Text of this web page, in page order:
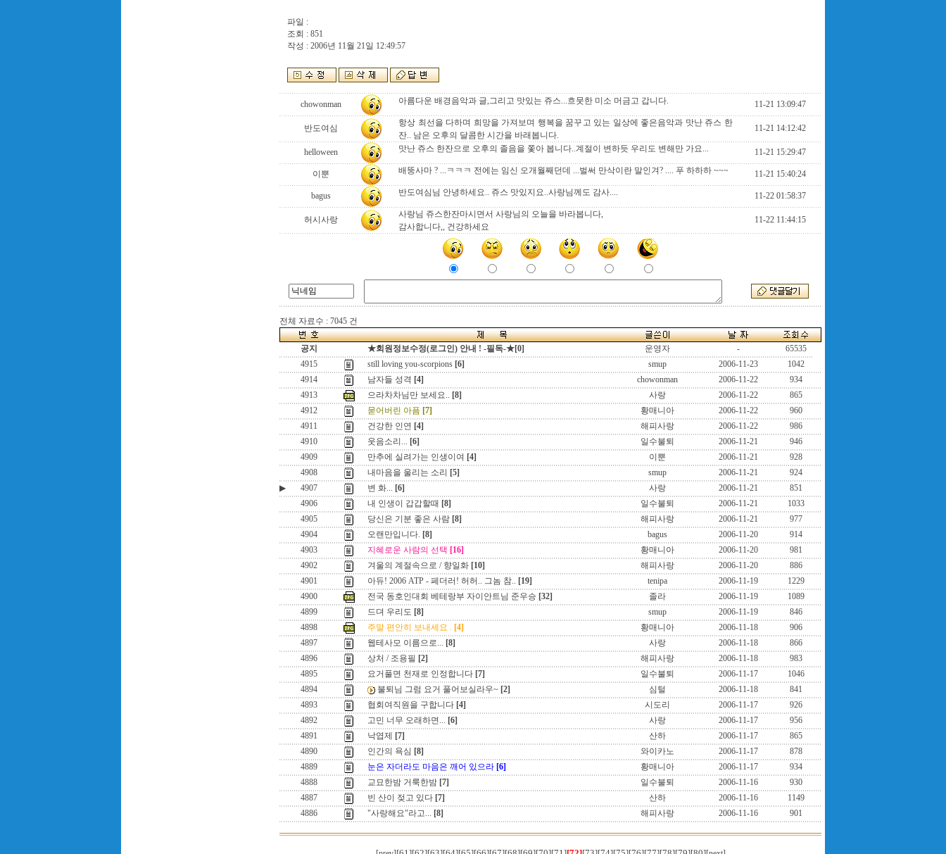
파일 :
조회 : 851
작성 : 2006년 11월 21일 12:49:57
chowonman 아름다운 배경음악과 글,그리고 맛있는 쥬스...흐뭇한 미소 머금고 갑니다. 11-21 13:09:47
반도여심
항상 최선을 다하며 희망을 가져보며 행복을 꿈꾸고 있는 일상에 좋은음악과 맛난 쥬스 한
잔.. 남은 오후의 달콤한 시간을 바래봅니다.
11-21 14:12:42
helloween 맛난 쥬스 한잔으로 오후의 졸음을 쫓아 봅니다..계절이 변하듯 우리도 변해만 가요... 11-21 15:29:47
이뿐 배뚱사마 ? ...ㅋㅋㅋ 전에는 임신 오개월째던데 ...벌써 만삭이란 말인겨? .... 푸 하하하 ~~~ 11-21 15:40:24
bagus 반도여심님 안녕하세요.. 쥬스 맛있지요..사랑님께도 감사.... 11-22 01:58:37
허시사랑
사랑님 쥬스한잔마시면서 사랑님의 오늘을 바라봅니다,
감사합니다,, 건강하세요
11-22 11:44:15
전체 자료수 : 7045 건
공지 ★회원정보수정(로그인) 안내 ! -필독-★[0] 운영자 -
65535
4915
still loving you-scorpions [6] smup 2006-11-23
1042
4914
남자들 성격 [4] chowonman 2006-11-22
934
4913
으라차차님만 보세요.. [8] 사랑 2006-11-22
865
4912
묻어버린 아픔 [7] 황매니아 2006-11-22
960
4911
건강한 인연 [4] 해피사랑 2006-11-22
986
4910
웃음소리... [6] 일수불퇴 2006-11-21
946
4909
만추에 실려가는 인생이여 [4] 이뿐 2006-11-21
928
4908
내마음을 울리는 소리 [5] smup 2006-11-21
924
▶
4907 변 화... [6] 사랑 2006-11-21
851
4906
내 인생이 갑갑할때 [8] 일수불퇴 2006-11-21
1033
4905
당신은 기분 좋은 사람 [8] 해피사랑 2006-11-21
977
4904
오랜만입니다. [8] bagus 2006-11-20
914
4903
지혜로운 사람의 선택 [16] 황매니아 2006-11-20
981
4902
겨울의 계절속으로 / 향일화 [10] 해피사랑 2006-11-20
886
4901
아듀! 2006 ATP - 페더러! 허허.. 그놈 참.. [19] tenipa 2006-11-19
1229
4900
전국 동호인대회 베테랑부 자이안트님 준우승 [32] 졸라 2006-11-19
1089
4899
드뎌 우리도 [8] smup 2006-11-19
846
4898
주말 편안히 보내세요 . [4] 황매니아 2006-11-18
906
4897
웹테사모 이름으로... [8] 사랑 2006-11-18
866
4896
상처 / 조용필 [2] 해피사랑 2006-11-18
983
4895
요거풀면 천재로 인정합니다 [7] 일수불퇴 2006-11-17
1046
4894
불퇴님 그럼 요거 풀어보실라우~ [2] 심털 2006-11-18
841
4893
협회여직원을 구합니다 [4] 시도리 2006-11-17
926
4892
고민 너무 오래하면... [6] 사랑 2006-11-17
956
4891
낙엽제 [7] 산하 2006-11-17
865
4890
인간의 욕심 [8] 와이카노 2006-11-17
878
4889
눈은 자더라도 마음은 깨어 있으라 [6] 황매니아 2006-11-17
934
4888
교묘한밤 거룩한밤 [7] 일수불퇴 2006-11-16
930
4887
빈 산이 젖고 있다 [7] 산하 2006-11-16
1149
4886
"사랑해요"라고... [8] 해피사랑 2006-11-16 901